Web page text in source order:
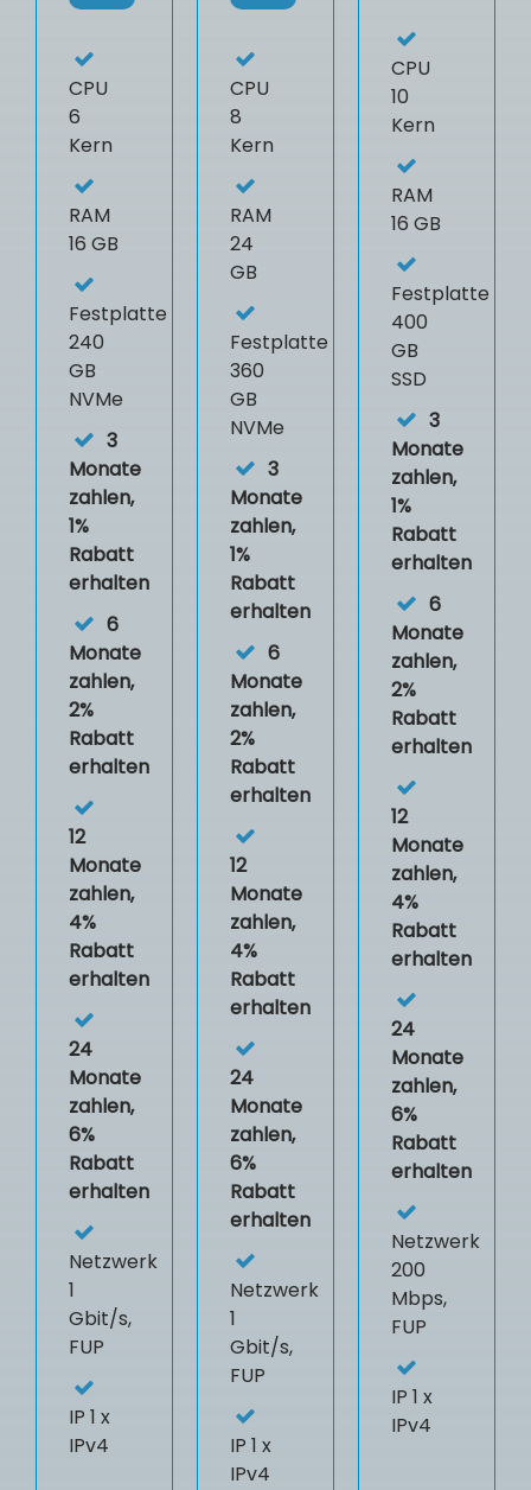
CPU
6
Kern
RAM
16 GB
Festplatte
240
GB
NVMe
3
Monate
zahlen,
1%
Rabatt
erhalten
6
Monate
zahlen,
2%
Rabatt
erhalten
12
Monate
zahlen,
4%
Rabatt
erhalten
24
Monate
zahlen,
6%
Rabatt
erhalten
Netzwerk
1
Gbit/s,
FUP
IP 1 x
IPv4
CPU
8
Kern
RAM
24
GB
Festplatte
360
GB
NVMe
3
Monate
zahlen,
1%
Rabatt
erhalten
6
Monate
zahlen,
2%
Rabatt
erhalten
12
Monate
zahlen,
4%
Rabatt
erhalten
24
Monate
zahlen,
6%
Rabatt
erhalten
Netzwerk
1
Gbit/s,
FUP
IP 1 x
IPv4
CPU
10
Kern
RAM
16 GB
Festplatte
400
GB
SSD
3
Monate
zahlen,
1%
Rabatt
erhalten
6
Monate
zahlen,
2%
Rabatt
erhalten
12
Monate
zahlen,
4%
Rabatt
erhalten
24
Monate
zahlen,
6%
Rabatt
erhalten
Netzwerk
200
Mbps,
FUP
IP 1 x
IPv4